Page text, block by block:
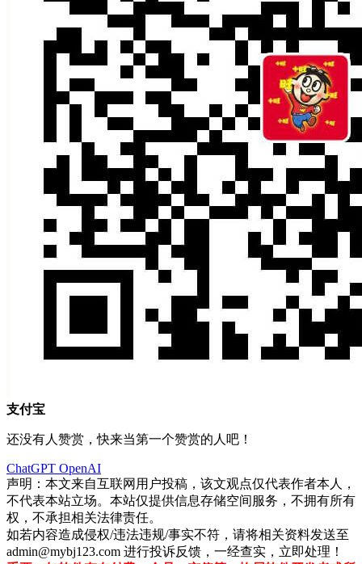
支付宝
还没有人赞赏，快来当第一个赞赏的人吧！
ChatGPT OpenAI
声明：本文来自互联网用户投稿，该文观点仅代表作者本人，
不代表本站立场。本站仅提供信息存储空间服务，不拥有所有
权，不承担相关法律责任。
如若内容造成侵权/违法违规/事实不符，请将相关资料发送至
admin@mybj123.com 进行投诉反馈，一经查实，立即处理！